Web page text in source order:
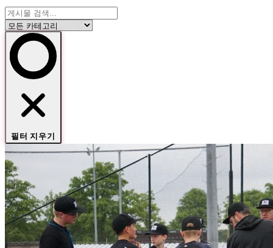
필터 지우기